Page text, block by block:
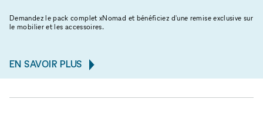
Demandez le pack complet xNomad et bénéficiez d'une remise exclusive sur
le mobilier et les accessoires.
EN SAVOIR PLUS